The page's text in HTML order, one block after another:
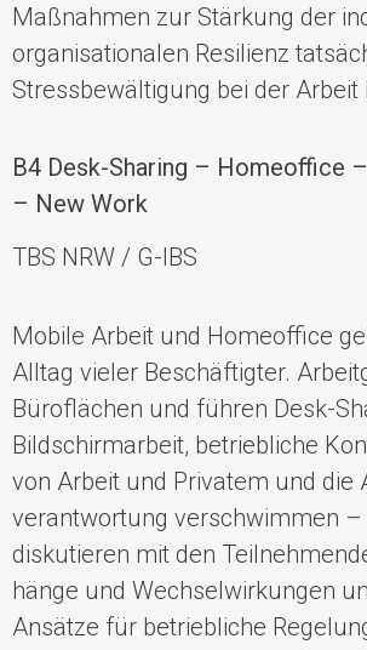
Maßnahmen zur Stärkung der
organisationalen Resilienz
Stressbewältigung bei der Arbeit
B4 Desk-Sharing – Homeoffice
– New Work
TBS NRW / G-IBS
Mobile Arbeit und Homeoffice
Alltag vieler Beschäftigter.
Büroflächen und führen Desk-
Bildschirmarbeit, betrieb­liche
von Arbeit und Privatem und die
verantwor­tung verschwimmen –
diskutieren mit den
hänge und Wechsel­wirkungen
Ansätze für betrieb­liche